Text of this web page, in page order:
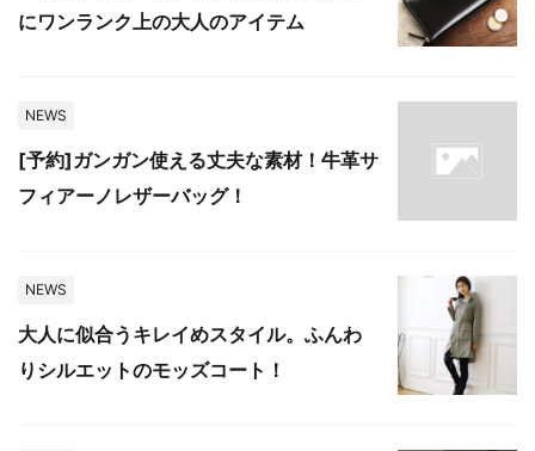
にワンランク上の大人のアイテム
NEWS
[予約]ガンガン使える丈夫な素材！牛革サ
フィアーノレザーバッグ！
NEWS
大人に似合うキレイめスタイル。ふんわ
りシルエットのモッズコート！